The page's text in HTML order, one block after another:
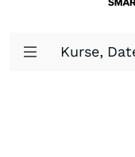
Kurse,